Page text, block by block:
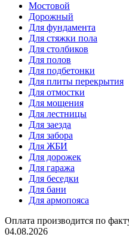
Мостовой
Дорожный
Для фундамента
Для стяжки пола
Для столбиков
Для полов
Для подбетонки
Для плиты перекрытия
Для отмостки
Для мощения
Для лестницы
Для заезда
Для забора
Для ЖБИ
Для дорожек
Для гаража
Для беседки
Для бани
Для армопояса
Оплата производится по
04.08.2026